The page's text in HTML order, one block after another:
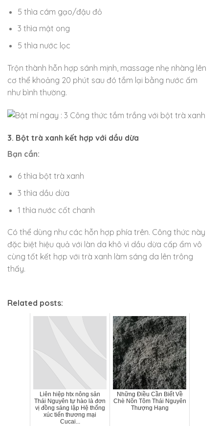
5 thìa cám gạo/đậu đỏ
3 thìa mật ong
5 thìa nước lọc
Trộn thành hỗn hợp sánh mịnh, massage nhẹ nhàng lên
cơ thể khoảng 20 phút sau đó tắm lại bằng nước ấm
như bình thường.
3. Bột trà xanh kết hợp với dầu dừa
Bạn cần:
6 thìa bột trà xanh
3 thìa dầu dừa
1 thìa nước cốt chanh
Có thể dùng như các hỗn hợp phía trên. Công thức này
đặc biệt hiệu quả với làn da khô vì dầu dừa cấp ẩm vô
cùng tốt kết hợp với trà xanh làm sáng da lên trông
thấy.
Related posts:
Liên hiệp htx nông sản
Thái Nguyên tự hào là đơn
vị đồng sáng lập Hệ thống
xúc tiến thương mại
Cucai...
Những Điều Cần Biết Về
Chè Nõn Tôm Thái Nguyên
Thượng Hạng